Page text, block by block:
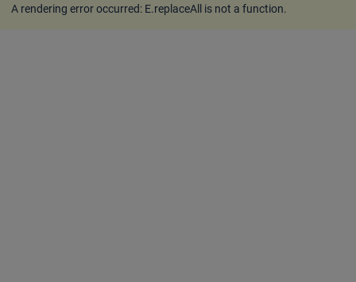
A rendering error occurred: E.replaceAll is not a function.